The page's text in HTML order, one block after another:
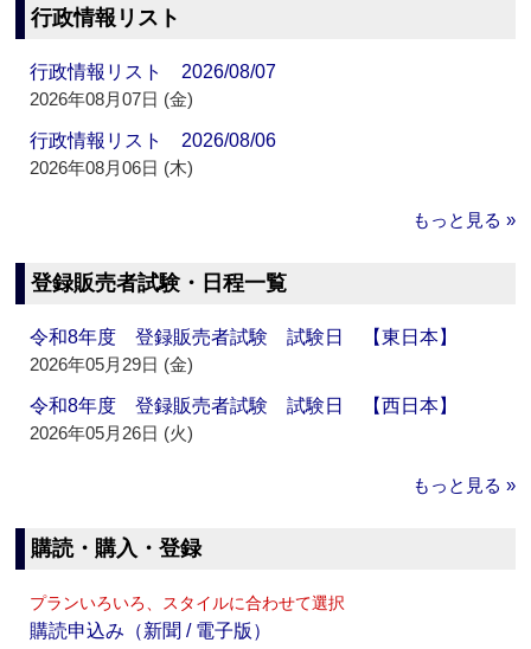
行政情報リスト
行政情報リスト 2026/08/07
2026年08月07日 (金)
行政情報リスト 2026/08/06
2026年08月06日 (木)
もっと見る »
登録販売者試験・日程一覧
令和8年度 登録販売者試験 試験日 【東日本】
2026年05月29日 (金)
令和8年度 登録販売者試験 試験日 【西日本】
2026年05月26日 (火)
もっと見る »
購読・購入・登録
プランいろいろ、スタイルに合わせて選択
購読申込み（新聞 / 電子版）